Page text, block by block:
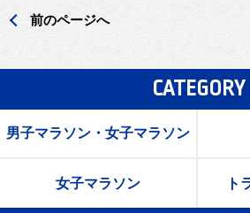
前のページへ
CATEGORY
男子マラソン・女子マラソン
女子マラソン ト